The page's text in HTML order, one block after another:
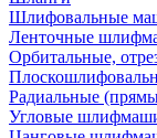
Шлифовальные
Ленточные
Орбитальные,
Радиальные
Угловые